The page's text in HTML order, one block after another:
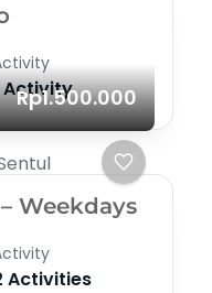
Activity
Rp1.500.000
Weekdays
Activities